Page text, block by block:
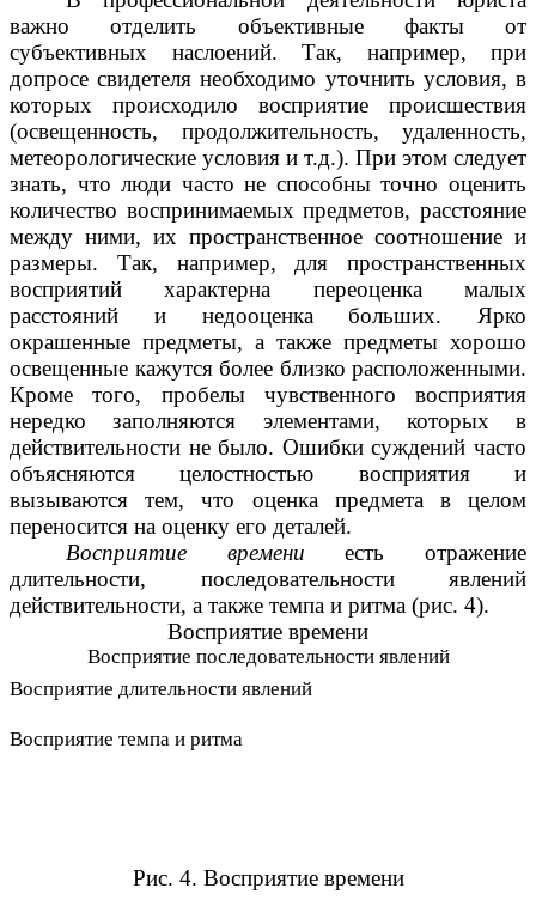
важно отделить объективные факты от
субъективных наслоений. Так, например, при
допросе свидетеля необходимо уточнить условия, в
которых происходило восприятие происшествия
(освещенность, продолжительность, удаленность,
метеорологические условия и т.д.). При этом следует
знать, что люди часто не способны точно оценить
количество воспринимаемых предметов, расстояние
между ними, их пространственное соотношение и
размеры. Так, например, для пространственных
восприятий характерна переоценка малых
расстояний и недооценка больших. Ярко
окрашенные предметы, а также предметы хорошо
освещенные кажутся более близко расположенными.
Кроме того, пробелы чувственного восприятия
нередко заполняются элементами, которых в
действительности не было. Ошибки суждений часто
объясняются целостностью восприятия и
вызываются тем, что оценка предмета в целом
переносится на оценку его деталей.
Восприятие времени есть отражение
длительности, последовательности явлений
действительности, а также темпа и ритма (рис. 4).
Восприятие времени
Восприятие последовательности явлений
Восприятие длительности явлений
Восприятие темпа и ритма
Рис. 4. Восприятие времени